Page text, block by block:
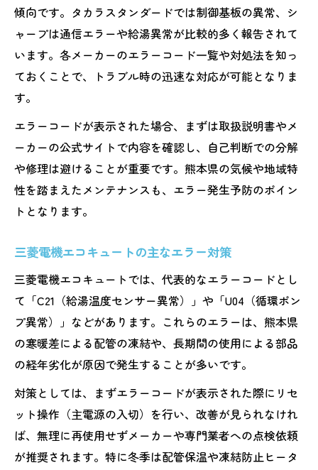
傾向です。タカラスタンダードでは制御基板の異常、シ
ャープは通信エラーや給湯異常が比較的多く報告されて
います。各メーカーのエラーコード一覧や対処法を知っ
ておくことで、トラブル時の迅速な対応が可能となりま
す。
エラーコードが表示された場合、まずは取扱説明書やメ
ーカーの公式サイトで内容を確認し、自己判断での分解
や修理は避けることが重要です。熊本県の気候や地域特
性を踏まえたメンテナンスも、エラー発生予防のポイン
トとなります。
三菱電機エコキュートの主なエラー対策
三菱電機エコキュートでは、代表的なエラーコードとし
て「C21（給湯温度センサー異常）」や「U04（循環ポン
プ異常）」などがあります。これらのエラーは、熊本県
の寒暖差による配管の凍結や、長期間の使用による部品
の経年劣化が原因で発生することが多いです。
対策としては、まずエラーコードが表示された際にリセ
ット操作（主電源の入切）を行い、改善が見られなけれ
ば、無理に再使用せずメーカーや専門業者への点検依頼
が推奨されます。特に冬季は配管保温や凍結防止ヒータ